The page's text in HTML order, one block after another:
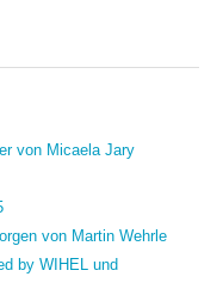
von Micaela Jary
von Martin Wehrle
by WIHEL und